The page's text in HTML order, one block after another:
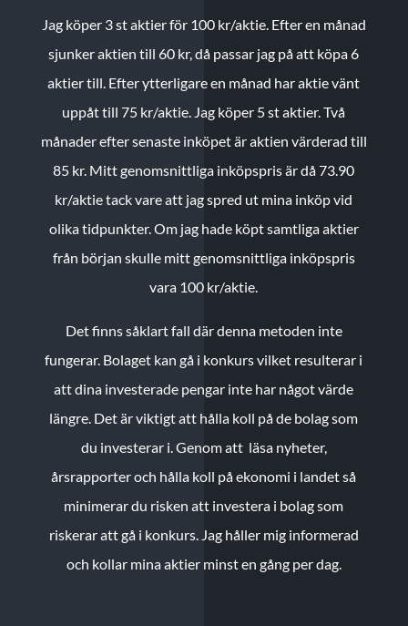
Jag köper 3 st aktier för 100 kr/aktie. Efter en månad
sjunker aktien till 60 kr, då passar jag på att köpa 6
aktier till. Efter ytterligare en månad har aktie vänt
uppåt till 75 kr/aktie. Jag köper 5 st aktier.Två
månader efter senaste inköpet är aktien värderad till
85 kr. Mitt genomsnittliga inköpspris är då 73.90
kr/aktie tack vare att jag spred ut mina inköp vid
olika tidpunkter. Om jag hade köpt samtliga aktier
från början skulle mitt genomsnittliga inköpspris
vara 100 kr/aktie.
Det finns såklart fall där denna metoden inte
fungerar. Bolaget kan gå i konkurs vilket resulterar i
att dina investerade pengar inte har något värde
längre. Det är viktigt att hålla koll på de bolag som
du investerar i. Genom att läsa nyheter,
årsrapporter och hålla koll på ekonomi i landet så
minimerar du risken att investera i bolag som
riskerar att gå i konkurs. Jag håller mig informerad
och kollar mina aktier minst en gång per dag.